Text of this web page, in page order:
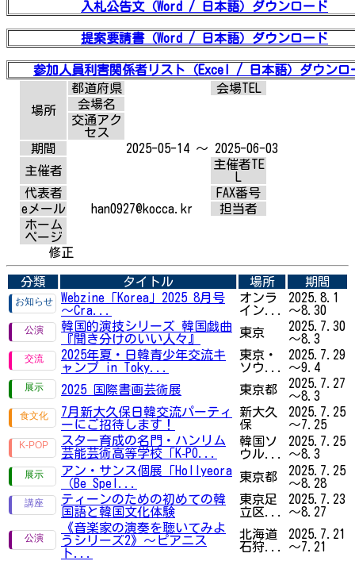
入札公告文（Word / 日本語）ダウンロード
提案要請書（Word / 日本語）ダウンロード
参加人員利害関係者リスト（Excel / 日本語）ダウンロ
場所
都道府県
会場TEL
会場名
交通アク
セス
期間
2025-05-14 ～ 2025-06-03
主催者
主催者TE
代表者
FAX番号
eメール
han0927@kocca.kr
担当者
ホーム
ページ
修正
分類 タイトル 場所
期間
Webzine「Korea」2025 8月号
～Cra...
オンラ
イン...
2025.8.1
～8.30
韓国的演技シリーズ 韓国戯曲
『聞き分けのいい人々』
東京
2025.7.30
～8.3
2025年夏・日韓青少年交流キ
ャンプ in Toky...
東京・
ソウ...
2025.7.29
～9.4
2025 国際書画芸術展
東京都
2025.7.27
～8.3
7月新大久保日韓交流パーティ
ーにご招待します！
新大久
保
2025.7.25
～7.25
スター育成の名門・ハンリム
芸能芸術高等学校「K‑PO...
韓国ソ
ウル...
2025.7.25
～8.3
アン・サンス個展「Hollyeora
（Be Spel...
東京都
2025.7.25
～8.28
ティーンのための初めての韓
国語と韓国文化体験
東京足
立区...
2025.7.23
～8.27
《音楽家の演奏を聴いてみよ
うシリーズ2》〜ピアニス
ト...
北海道
石狩...
2025.7.21
～7.21